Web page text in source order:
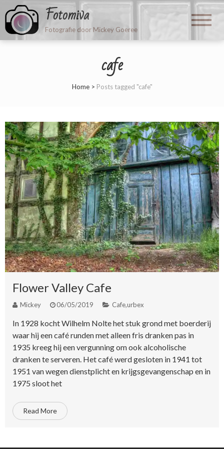
Fotomiva
Fotografie door Mickey Goeree
cafe
Home> Posts tagged "cafe"
Flower Valley Cafe
Mickey 06/05/2019 Cafe,urbex
In 1928 kocht Wilhelm Nolte het stuk grond met boerderij
waar hij een café runden met alleen fris dranken pas in
1935 kreeg hij een vergunning om ook alcoholische
dranken te serveren. Het café werd gesloten in 1941 tot
1951 van wegen dienstplicht en krijgsgevangenschap en in
1975 sloot het
Read More